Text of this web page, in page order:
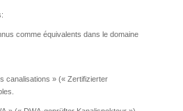
comme équivalents dans le domaine
canalisations » (« Zertifizierter